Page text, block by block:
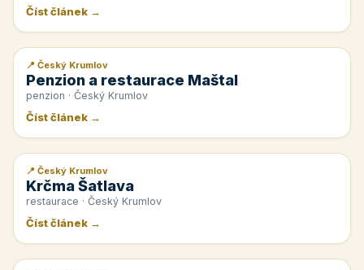
Číst článek →
📰 PR článek
📍 Český Krumlov
Penzion a restaurace Maštal
penzion · Český Krumlov
Číst článek →
📰 PR článek
📍 Český Krumlov
Krčma Šatlava
restaurace · Český Krumlov
Číst článek →